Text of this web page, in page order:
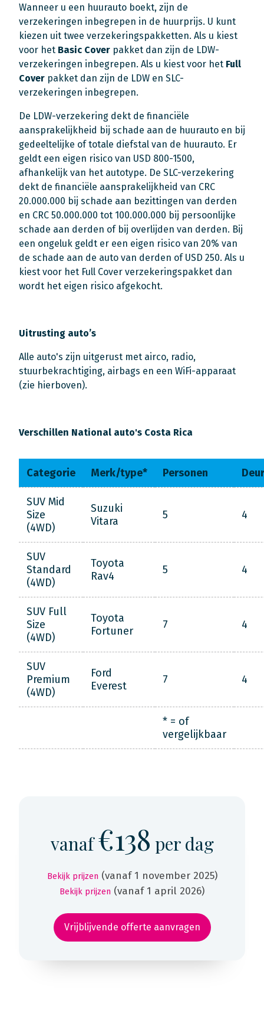
Wanneer u een huurauto boekt, zijn de
verzekeringen inbegrepen in de huurprijs. U kunt
kiezen uit twee verzekeringspakketten. Als u kiest
voor het Basic Cover pakket dan zijn de LDW-
verzekeringen inbegrepen. Als u kiest voor het Full
Cover pakket dan zijn de LDW en SLC-
verzekeringen inbegrepen.
De LDW-verzekering dekt de financiële
aansprakelijkheid bij schade aan de huurauto en bij
gedeeltelijke of totale diefstal van de huurauto. Er
geldt een eigen risico van USD 800-1500,
afhankelijk van het autotype. De SLC-verzekering
dekt de financiële aansprakelijkheid van CRC
20.000.000 bij schade aan bezittingen van derden
en CRC 50.000.000 tot 100.000.000 bij persoonlijke
schade aan derden of bij overlijden van derden. Bij
een ongeluk geldt er een eigen risico van 20% van
de schade aan de auto van derden of USD 250. Als u
kiest voor het Full Cover verzekeringspakket dan
wordt het eigen risico afgekocht.
Uitrusting auto’s
Alle auto's zijn uitgerust met airco, radio,
stuurbekrachtiging, airbags en een WiFi-apparaat
(zie hierboven).
Verschillen National auto's Costa Rica
Categorie Merk/type* Personen
SUV Mid
Size
(4WD)
Suzuki
Vitara
5 4
SUV
Standard
(4WD)
Toyota
Rav4
5 4
SUV Full
Size
(4WD)
Toyota
Fortuner
7 4
SUV
Premium
(4WD)
Ford
Everest
7 4
* = of
vergelijkbaar
vanaf€138 per dag
Bekijk prijzen (vanaf 1 november 2025)
Bekijk prijzen (vanaf 1 april 2026)
Vrijblijvende offerte aanvragen